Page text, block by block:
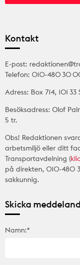
Kontakt
E-post:
Telefon: 010-480 30
Adress: Box 714, 101 33
Besöksadress: Olof
5 tr.
Obs! Redaktionen
arbetsmiljö eller ditt
Transportavdelning (
på direkten, 010-480
sakkunnig.
Skicka
Namn:*